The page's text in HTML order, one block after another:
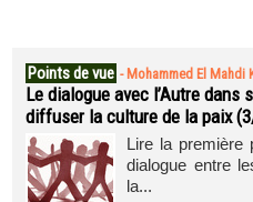
Points de vue - Mohammed El Mahdi
Le dialogue avec l’Autre dans
diffuser la culture de la paix
Lire la première
dialogue entre
la...